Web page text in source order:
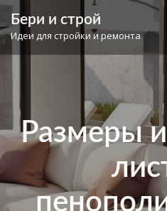
Skip
to
content
Бери и строй
Идеи для стройки и ремонта
Размеры